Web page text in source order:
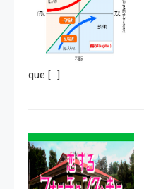
que […]